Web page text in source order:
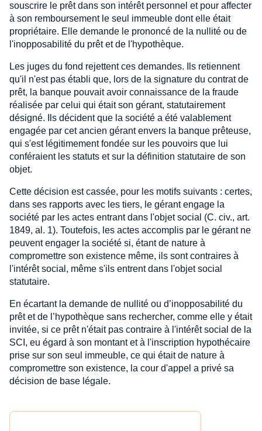
souscrire le prêt dans son intérêt personnel et pour affecter
à son remboursement le seul immeuble dont elle était
propriétaire. Elle demande le prononcé de la nullité ou de
l'inopposabilité du prêt et de l'hypothèque.
Les juges du fond rejettent ces demandes. Ils retiennent
qu'il n'est pas établi que, lors de la signature du contrat de
prêt, la banque pouvait avoir connaissance de la fraude
réalisée par celui qui était son gérant, statutairement
désigné. Ils décident que la société a été valablement
engagée par cet ancien gérant envers la banque prêteuse,
qui s'est légitimement fondée sur les pouvoirs que lui
conféraient les statuts et sur la définition statutaire de son
objet.
Cette décision est cassée, pour les motifs suivants : certes,
dans ses rapports avec les tiers, le gérant engage la
société par les actes entrant dans l'objet social (C. civ., art.
1849, al. 1). Toutefois, les actes accomplis par le gérant ne
peuvent engager la société si, étant de nature à
compromettre son existence même, ils sont contraires à
l'intérêt social, même s'ils entrent dans l'objet social
statutaire.
En écartant la demande de nullité ou d’inopposabilité du
prêt et de l’hypothèque sans rechercher, comme elle y était
invitée, si ce prêt n'était pas contraire à l'intérêt social de la
SCI, eu égard à son montant et à l'inscription hypothécaire
prise sur son seul immeuble, ce qui était de nature à
compromettre son existence, la cour d'appel a privé sa
décision de base légale.